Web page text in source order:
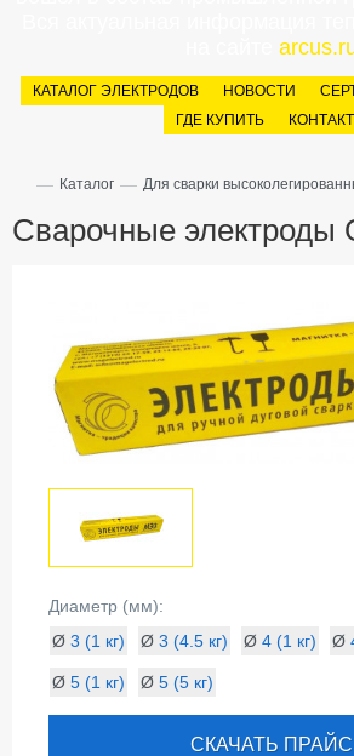
КАТАЛОГ ЭЛЕКТРОДОВ НОВОСТИ
ГДЕ КУПИТЬ
— Каталог — Для сварки
Сварочные электроды
Диаметр (мм):
Ø 3 (1 кг) Ø 3 (4.5 кг) Ø 4 (1 кг) Ø
Ø 5 (1 кг) Ø 5 (5 кг)
СКАЧАТЬ ПРАЙС